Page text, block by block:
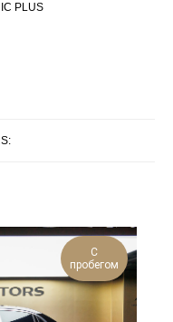
PLUS
С
пробегом